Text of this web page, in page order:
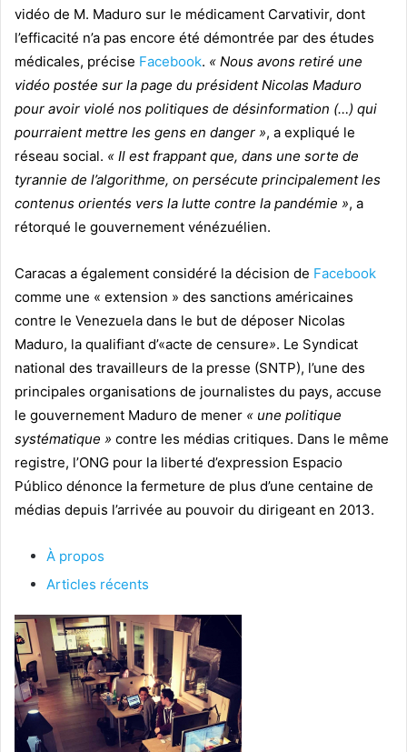
vidéo de M. Maduro sur le médicament Carvativir, dont
l’efficacité n’a pas encore été démontrée par des études
médicales, précise Facebook. « Nous avons retiré une
vidéo postée sur la page du président Nicolas Maduro
pour avoir violé nos politiques de désinformation (…) qui
pourraient mettre les gens en danger », a expliqué le
réseau social. « Il est frappant que, dans une sorte de
tyrannie de l’algorithme, on persécute principalement les
contenus orientés vers la lutte contre la pandémie », a
rétorqué le gouvernement vénézuélien.
Caracas a également considéré la décision de Facebook
comme une « extension » des sanctions américaines
contre le Venezuela dans le but de déposer Nicolas
Maduro, la qualifiant d’«acte de censure». Le Syndicat
national des travailleurs de la presse (SNTP), l’une des
principales organisations de journalistes du pays, accuse
le gouvernement Maduro de mener « une politique
systématique » contre les médias critiques. Dans le même
registre, l’ONG pour la liberté d’expression Espacio
Público dénonce la fermeture de plus d’une centaine de
médias depuis l’arrivée au pouvoir du dirigeant en 2013.
À propos
Articles récents